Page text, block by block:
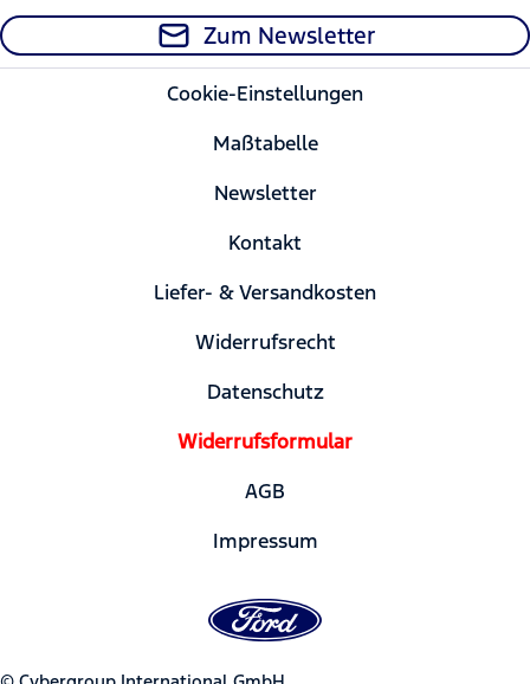
Zum Newsletter
Cookie-Einstellungen
Maßtabelle
Newsletter
Kontakt
Liefer- & Versandkosten
Widerrufsrecht
Datenschutz
Widerrufsformular
AGB
Impressum